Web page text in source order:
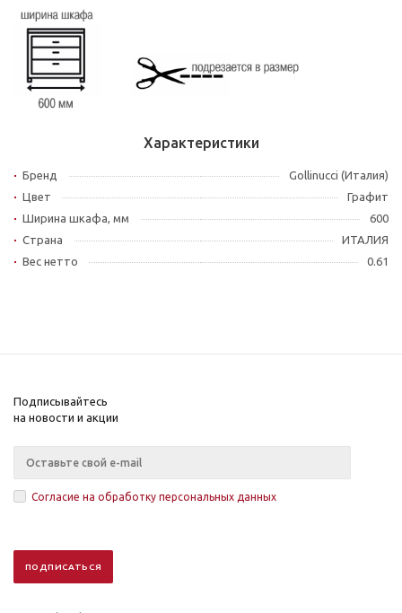
Характеристики
Бренд
Gollinucci (Италия)
Цвет
Графит
Ширина шкафа, мм
600
Страна
ИТАЛИЯ
Вес нетто
0.61
Подписывайтесь
на новости и акции
Согласие на обработку персональных данных